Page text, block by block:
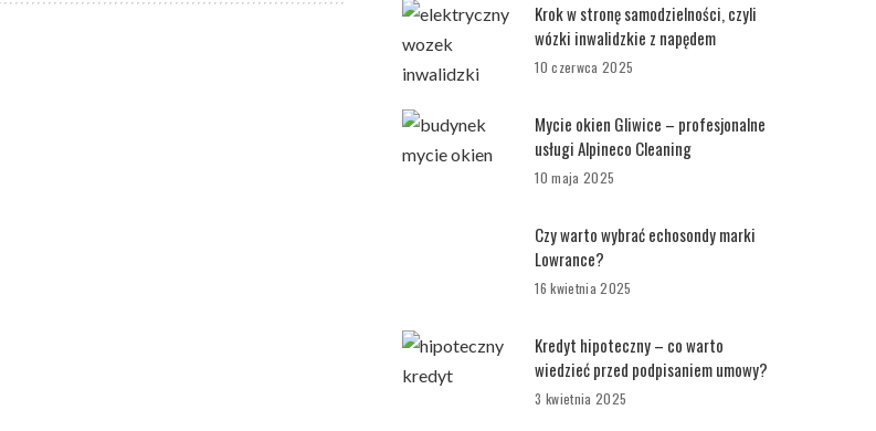
Krok w stronę samodzielności, czyli
wózki inwalidzkie z napędem
10 czerwca 2025
Mycie okien Gliwice – profesjonalne
usługi Alpineco Cleaning
10 maja 2025
Czy warto wybrać echosondy marki
Lowrance?
16 kwietnia 2025
Kredyt hipoteczny – co warto
wiedzieć przed podpisaniem umowy?
3 kwietnia 2025